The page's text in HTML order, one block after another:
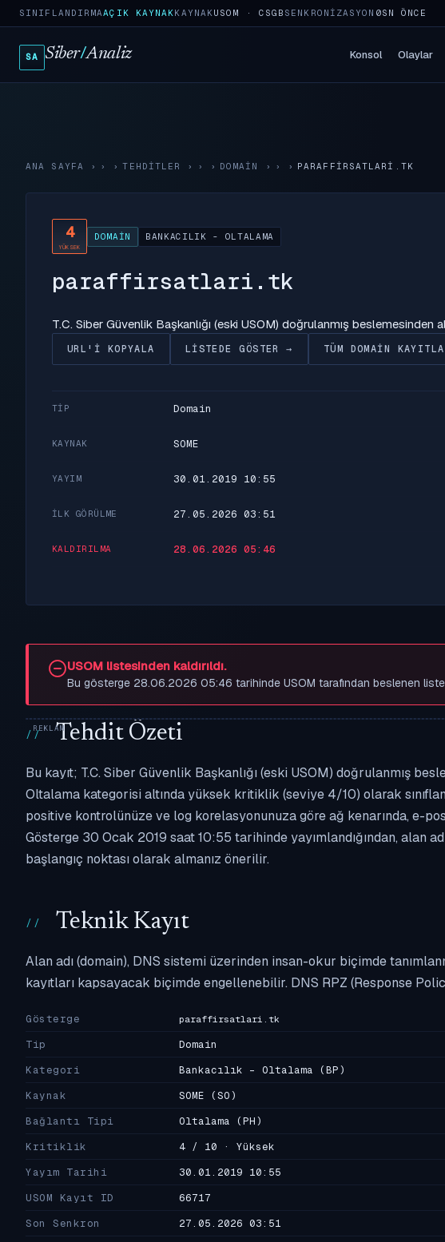
SINIFLANDIRMAAÇIK KAYNAKKAYNAKUSOM · CSGB SENKRONIZASYON 5SN ÖNCE
SA Siber/Analiz Konsol Olaylar
ANA SAYFA › TEHDITLER › DOMAIN › PARAFFIRSATLARI.TK
4
YÜKSEK
DOMAIN BANKACILIK - OLTALAMA
paraffirsatlari.tk
T.C. Siber Güvenlik Başkanlığı (eski USOM) doğrulanmış beslemesinden
URL'I KOPYALA LISTEDE GÖSTER → TÜM DOMAIN
TIP Domain
KAYNAK SOME
YAYIM 30.01.2019 10:55
İLK GÖRÜLME 27.05.2026 03:51
KALDIRILMA 28.06.2026 05:46
USOM listesinden kaldırıldı.
Bu gösterge 28.06.2026 05:46 tarihinde USOM tarafından beslenen
Tehdit Özeti
Bu kayıt; T.C. Siber Güvenlik Başkanlığı (eski USOM) doğrulanmış
Oltalama kategorisi altında yüksek kritiklik (seviye 4/10) olarak
positive kontrolünüze ve log korelasyonunuza göre ağ kenarında, e-
Gösterge 30 Ocak 2019 saat 10:55 tarihinde yayımlandığından, alan
başlangıç noktası olarak almanız önerilir.
Teknik Kayıt
Alan adı (domain), DNS sistemi üzerinden insan-okur biçimde
kayıtları kapsayacak biçimde engellenebilir. DNS RPZ (Response
Gösterge paraffirsatlari.tk
Tip
Domain
Kategori
Bankacılık - Oltalama (BP)
Kaynak
SOME (SO)
Bağlantı Tipi
Oltalama (PH)
Kritiklik
4 / 10 · Yüksek
Yayım Tarihi
30.01.2019 10:55
USOM Kayıt ID
66717
Son Senkron
27.05.2026 03:51